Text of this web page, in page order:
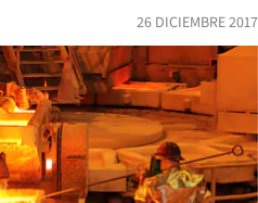
26 DICIEMBRE 2017